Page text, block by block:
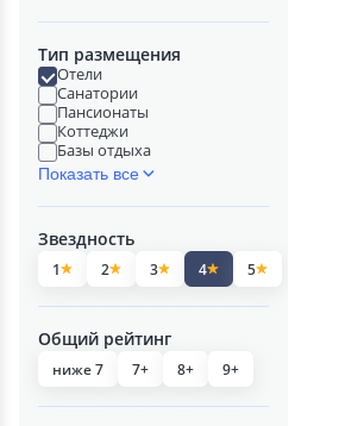
Тип размещения
Отели
Санатории
Пансионаты
Коттеджи
Базы отдыха
Показать все
Звездность
1 2 3 4 5
Общий рейтинг
ниже 7 7+ 8+ 9+